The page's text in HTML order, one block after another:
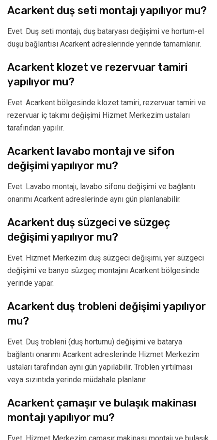
Acarkent duş seti montajı yapılıyor mu?
Evet. Duş seti montajı, duş bataryası değişimi ve hortum-el
duşu bağlantısı Acarkent adreslerinde yerinde tamamlanır.
Acarkent klozet ve rezervuar tamiri
yapılıyor mu?
Evet. Acarkent bölgesinde klozet tamiri, rezervuar tamiri ve
rezervuar iç takımı değişimi Hizmet Merkezim ustaları
tarafından yapılır.
Acarkent lavabo montajı ve sifon
değişimi yapılıyor mu?
Evet. Lavabo montajı, lavabo sifonu değişimi ve bağlantı
onarımı Acarkent adreslerinde aynı gün planlanabilir.
Acarkent duş süzgeci ve süzgeç
değişimi yapılıyor mu?
Evet. Hizmet Merkezim duş süzgeci değişimi, yer süzgeci
değişimi ve banyo süzgeç montajını Acarkent bölgesinde
yerinde yapar.
Acarkent duş trobleni değişimi yapılıyor
mu?
Evet. Duş trobleni (duş hortumu) değişimi ve batarya
bağlantı onarımı Acarkent adreslerinde Hizmet Merkezim
ustaları tarafından aynı gün yapılabilir. Troblen yırtılması
veya sızıntıda yerinde müdahale planlanır.
Acarkent çamaşır ve bulaşık makinası
montajı yapılıyor mu?